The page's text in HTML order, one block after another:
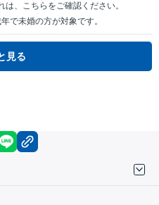
、こちらをご確認ください。
で未婚の方が対象です。
見る
facebook